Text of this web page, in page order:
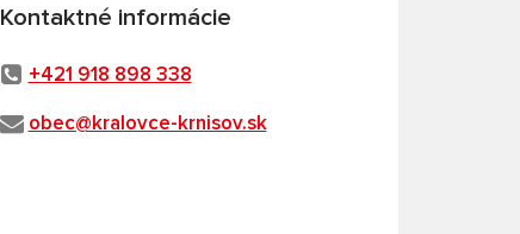
Kontaktné informácie
+421 918 898 338
obec@kralovce-krnisov.sk